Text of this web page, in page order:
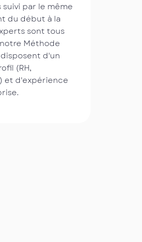
suivi par le même
du début à la
sont tous
Méthode
d'un
(RH,
et d'expérience